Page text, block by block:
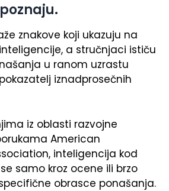
znakove koji ukazuju na
a stručnjaci ističu
u ranom uzrastu
iznadprosečnih
iz oblasti razvojne
American
inteligencija kod
samo kroz ocene ili brzo
obrasce ponašanja.